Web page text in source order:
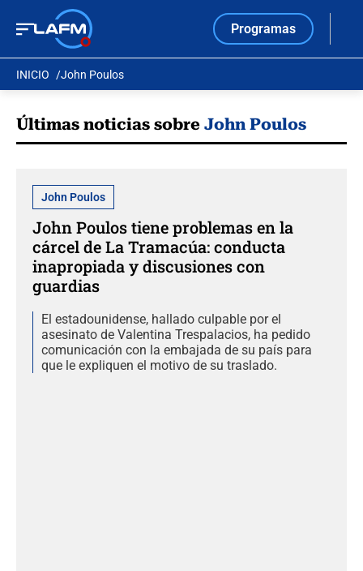
Programas
INICIO John Poulos
Últimas noticias sobre John Poulos
John Poulos
John Poulos tiene problemas en la
cárcel de La Tramacúa: conducta
inapropiada y discusiones con
guardias
El estadounidense, hallado culpable por el
asesinato de Valentina Trespalacios, ha pedido
comunicación con la embajada de su país para
que le expliquen el motivo de su traslado.